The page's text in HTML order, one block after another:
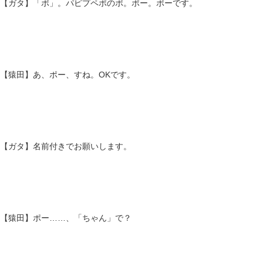
【ガタ】「ポ」。パピプペポのポ。ポー。ポーです。
【猿田】あ、ポー、すね。OKです。
【ガタ】名前付きでお願いします。
【猿田】ポー……、「ちゃん」で？